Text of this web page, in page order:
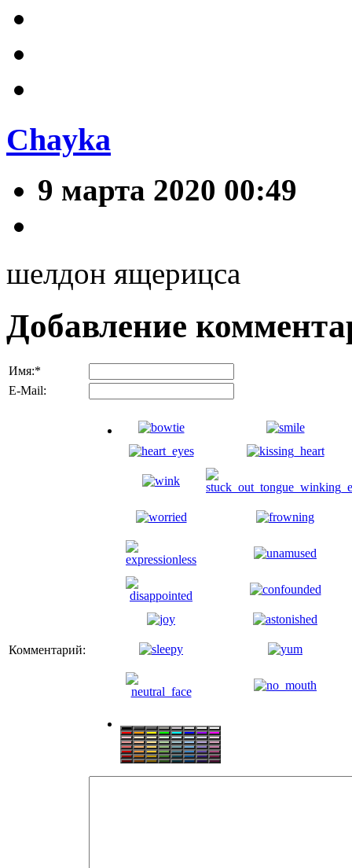
Chayka
9 марта 2020 00:49
шелдон ящерицса
Добавление
Имя:*
E-Mail:
Комментарий: